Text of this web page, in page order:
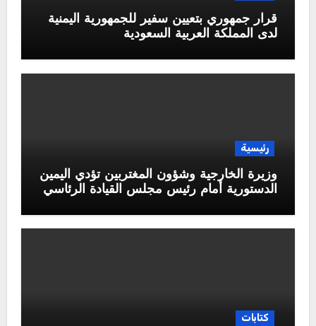
قرار جمهوري بتعيين سفير للجمهورية اليمنية
لدى المملكة العربية السعودية
رئيسية
وزيرة الخارجية وشؤون المغتربين تؤدي اليمين
الدستورية أمام رئيس مجلس القيادة الرئاسي
كتابات